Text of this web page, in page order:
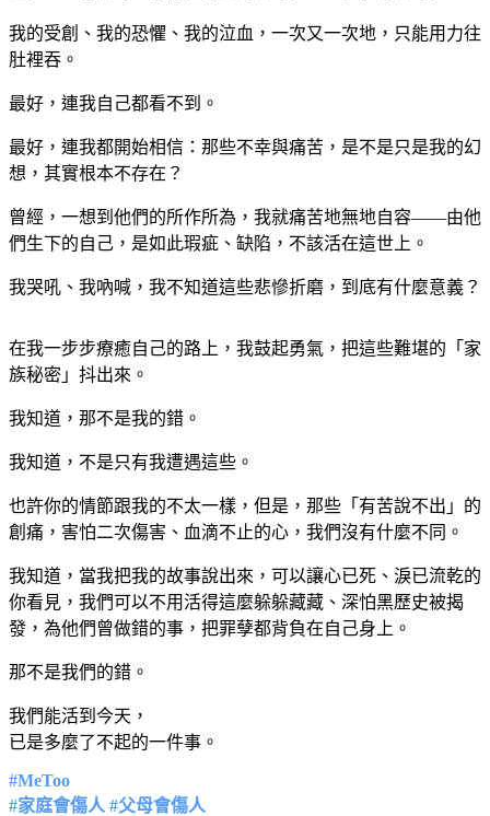
我的受創、我的恐懼、我的泣血，一次又一次地，只能用力往
肚裡吞。
最好，連我自己都看不到。
最好，連我都開始相信：那些不幸與痛苦，是不是只是我的幻
想，其實根本不存在？
曾經，一想到他們的所作所為，我就痛苦地無地自容——由他
們生下的自己，是如此瑕疵、缺陷，不該活在這世上。
我哭吼、我吶喊，我不知道這些悲慘折磨，到底有什麼意義？
在我一步步療癒自己的路上，我鼓起勇氣，把這些難堪的「家
族秘密」抖出來。
我知道，那不是我的錯。
我知道，不是只有我遭遇這些。
也許你的情節跟我的不太一樣，但是，那些「有苦說不出」的
創痛，害怕二次傷害、血滴不止的心，我們沒有什麼不同。
我知道，當我把我的故事說出來，可以讓心已死、淚已流乾的
你看見，我們可以不用活得這麼躲躲藏藏、深怕黑歷史被揭
發，為他們曾做錯的事，把罪孽都背負在自己身上。
那不是我們的錯。
我們能活到今天，
已是多麼了不起的一件事。
#MeToo
#家庭會傷人 #父母會傷人